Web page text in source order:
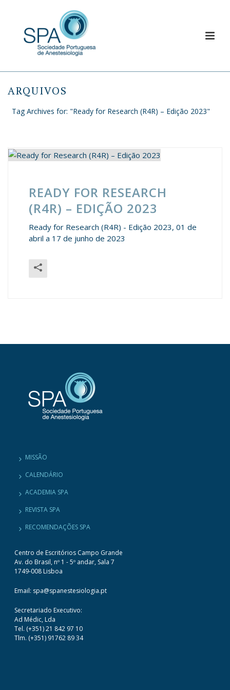
ARQUIVOS
Tag Archives for: "Ready for Research (R4R) – Edição 2023"
READY FOR RESEARCH
(R4R) – EDIÇÃO 2023
Ready for Research (R4R) - Edição 2023, 01 de
abril a 17 de junho de 2023
MISSÃO
CALENDÁRIO
ACADEMIA SPA
REVISTA SPA
RECOMENDAÇÕES SPA
Centro de Escritórios Campo Grande
Av. do Brasil, nº 1 - 5º andar, Sala 7
1749-008 Lisboa
Email: spa@spanestesiologia.pt
Secretariado Executivo:
Ad Médic, Lda
Tel. (+351) 21 842 97 10
Tlm. (+351) 91762 89 34